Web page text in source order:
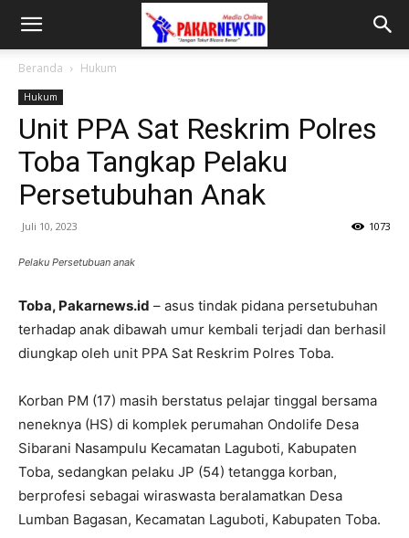
Beranda Hukum
Hukum
Unit PPA Sat Reskrim Polres
Toba Tangkap Pelaku
Persetubuhan Anak
Juli 10, 2023 1073
Pelaku Persetubuan anak
Toba, Pakarnews.id – asus tindak pidana persetubuhan
terhadap anak dibawah umur kembali terjadi dan berhasil
diungkap oleh unit PPA Sat Reskrim Polres Toba.
Korban PM (17) masih berstatus pelajar tinggal bersama
neneknya (HS) di komplek perumahan Ondolife Desa
Sibarani Nasampulu Kecamatan Laguboti, Kabupaten
Toba, sedangkan pelaku JP (54) tetangga korban,
berprofesi sebagai wiraswasta beralamatkan Desa
Lumban Bagasan, Kecamatan Laguboti, Kabupaten Toba.